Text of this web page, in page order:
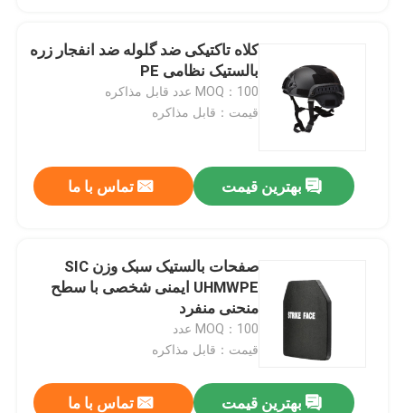
کلاه تاکتیکی ضد گلوله ضد انفجار زره
بالستیک نظامی PE
MOQ：100 عدد قابل مذاکره
قیمت：قابل مذاکره
بهترین قیمت تماس با ما
صفحات بالستیک سبک وزن SIC
UHMWPE ایمنی شخصی با سطح
منحنی منفرد
MOQ：100 عدد
قیمت：قابل مذاکره
بهترین قیمت تماس با ما